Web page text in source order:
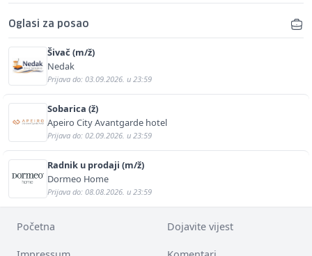
Oglasi za posao
Šivač (m/ž)
Nedak
Prijava do: 03.09.2026. u 23:59
Sobarica (ž)
Apeiro City Avantgarde hotel
Prijava do: 02.09.2026. u 23:59
Radnik u prodaji (m/ž)
Dormeo Home
Prijava do: 08.08.2026. u 23:59
Početna Dojavite vijest